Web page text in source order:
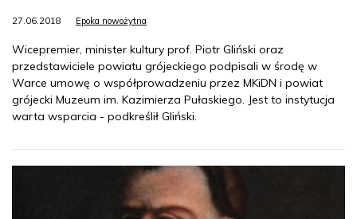
27.06.2018 Epoka nowożytna
Wicepremier, minister kultury prof. Piotr Gliński oraz
przedstawiciele powiatu grójeckiego podpisali w środę w
Warce umowę o współprowadzeniu przez MKiDN i powiat
grójecki Muzeum im. Kazimierza Pułaskiego. Jest to instytucja
warta wsparcia - podkreślił Gliński.